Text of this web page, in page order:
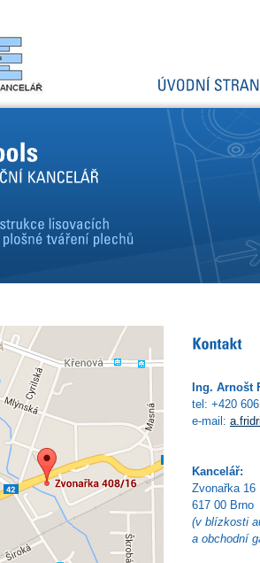
Ing. Arnošt
tel: +420
e-mail:
Kancelář:
Zvonařka 16
617 00 Brno
(v blízkosti
a obchodní